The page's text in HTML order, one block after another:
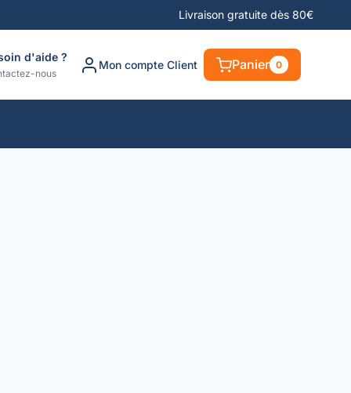
Livraison gratuite dès 80€
d'aide ?
nous
Mon compte Client Panier 0